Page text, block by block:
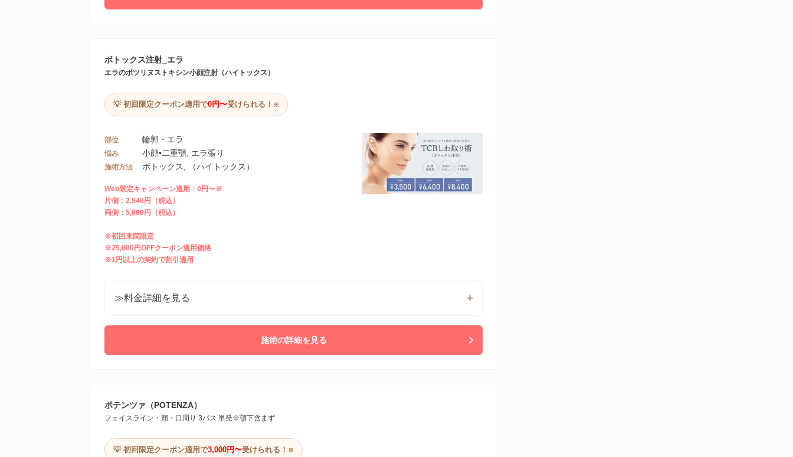
ボトックス注射_エラ
エラのボツリヌストキシン小顔注射（ハイトックス）
💡 初回限定クーポン適用で0円〜受けられる！ ※
部位 輪郭・エラ
悩み 小顔•二重顎, エラ張り
施術方法 ボトックス, （ハイトックス）
Web限定キャンペーン適用：0円〜※
片側：2,940円（税込）
両側：5,880円（税込）
※初回来院限定
※25,000円OFFクーポン適用価格
※1円以上の契約で割引適用
≫料金詳細を見る
施術の詳細を見る
ポテンツァ（POTENZA）
フェイスライン・頬・口周り 3パス 単発※顎下含まず
💡 初回限定クーポン適用で3,000円〜受けられる！ ※